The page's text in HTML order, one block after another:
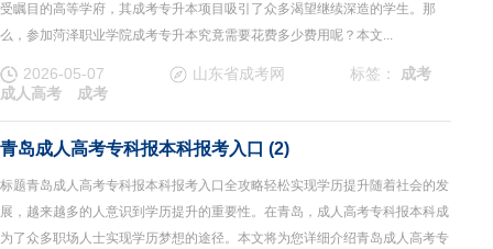
受瞩目的高等学府，其成考专升本项目吸引了众多渴望继续深造的学生。那
么，参加菏泽职业学院成考专升本究竟需要花费多少费用呢？本文...
2026-05-07 山东省成考网 标签：
成考
成人高考
成考
青岛成人高考专科报本科报考入口 (2)
标题青岛成人高考专科报本科报考入口全攻略轻松实现学历提升随着社会的发
展，越来越多的人意识到学历提升的重要性。在青岛，成人高考专科报本科成
为了众多职场人士实现学历梦想的途径。本文将为您详细介绍青岛成人高考专